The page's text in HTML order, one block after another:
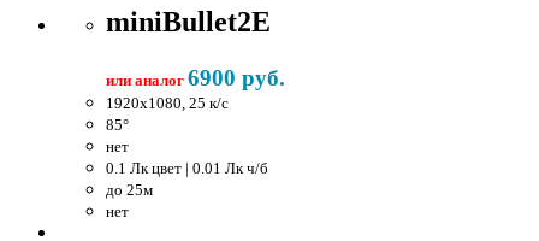
miniBullet2E
или аналог 6900 руб.
1920x1080, 25 к/c
85°
нет
0.1 Лк цвет | 0.01 Лк ч/б
до 25м
нет